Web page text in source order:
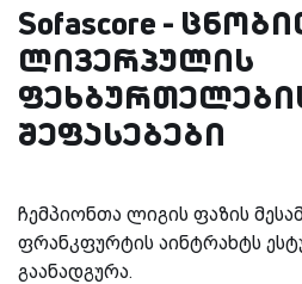
Sofascore -
ლივერპულის
შეფასებები
ჩემპიონთა ლიგის ფაზის
ფრანკფურტის აინტრახტს
გაანადგურა.